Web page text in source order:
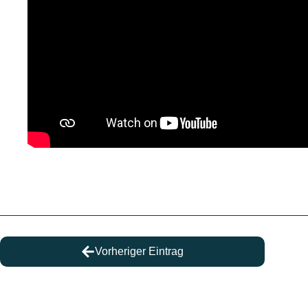
Vorheriger Eintrag